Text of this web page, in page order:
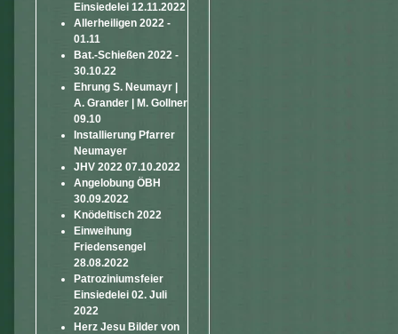
Einsiedelei 12.11.2022
Allerheiligen 2022 -
01.11
Bat.-Schießen 2022 -
30.10.22
Ehrung S. Neumayr |
A. Grander | M. Gollner
09.10
Installierung Pfarrer
Neumayer
JHV 2022 07.10.2022
Angelobung ÖBH
30.09.2022
Knödeltisch 2022
Einweihung
Friedensengel
28.08.2022
Patroziniumsfeier
Einsiedelei 02. Juli
2022
Herz Jesu Bilder von